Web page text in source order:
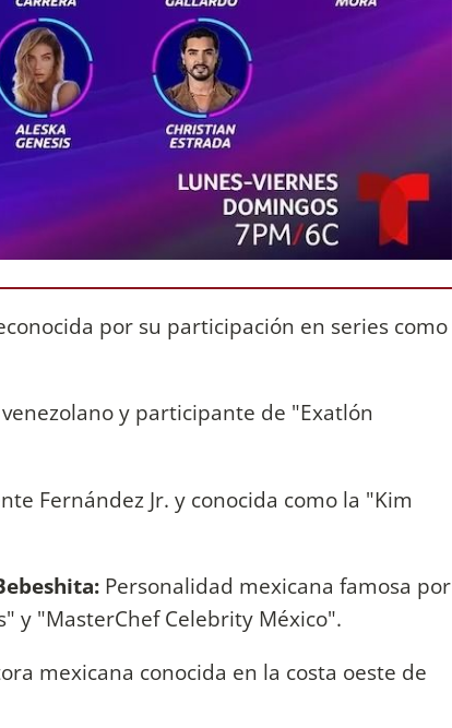
por su participación en series como
y participante de "Exatlón
Fernández Jr. y conocida como la "Kim
Personalidad mexicana famosa por
y "MasterChef Celebrity México".
mexicana conocida en la costa oeste de